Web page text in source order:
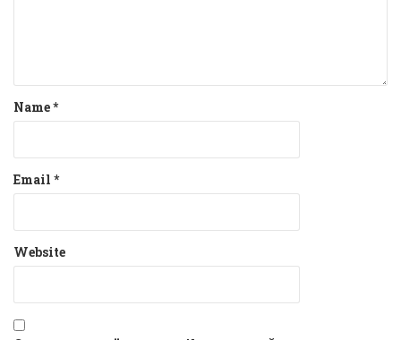
Name*
Email *
Website